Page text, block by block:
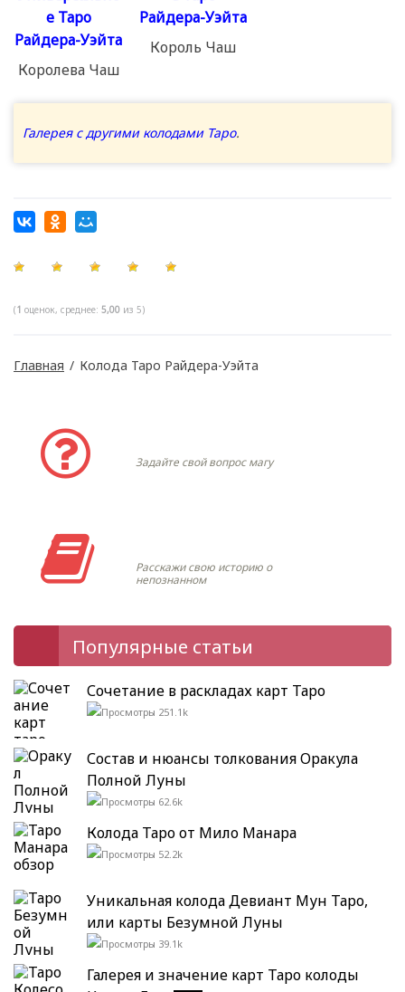
Королева Чаш
Король Чаш
Галерея с другими колодами Таро.
(1 оценок, среднее: 5,00 из 5)
Главная / Колода Таро Райдера-Уэйта
Задайте свой вопрос магу
Расскажи свою историю о
непознанном
Популярные статьи
Сочетание в раскладах карт Таро
251.1k
Состав и нюансы толкования Оракула
Полной Луны
62.6k
Колода Таро от Мило Манара
52.2k
Уникальная колода Девиант Мун Таро,
или карты Безумной Луны
39.1k
Галерея и значение карт Таро колоды